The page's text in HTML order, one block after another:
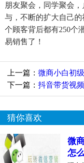
朋友聚会，同学聚会
与，不断的扩大自己
个顾客背后都有250个
易销售了！
上一篇： 微商小白初
下一篇： 抖音带货视
猜你喜欢
微
怎